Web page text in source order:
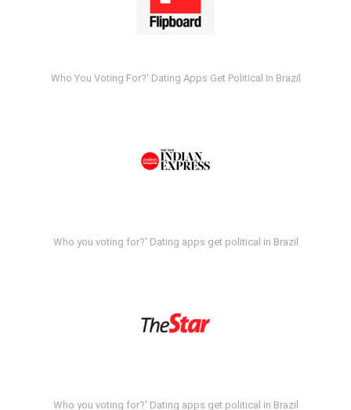
Who You Voting For?' Dating Apps Get Political In Brazil
Who you voting for?' Dating apps get political in Brazil
Who you voting for?' Dating apps get political in Brazil